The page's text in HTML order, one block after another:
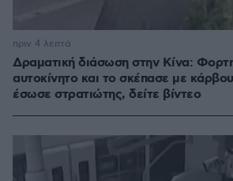
Δραματική διάσωση στην Κίνα:
αυτοκίνητο και το σκέπασε με
έσωσε στρατιώτης, δείτε βίντεο
πριν 4 λεπτά